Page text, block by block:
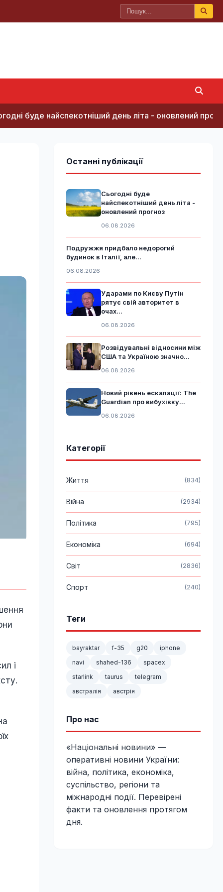
найспекотніший день літа - оновлений прогноз
і
Останні публікації
Сьогодні буде
найспекотніший день літа -
оновлений прогноз
06.08.2026
Подружжя придбало недорогий
будинок в Італії, але...
06.08.2026
Ударами по Києву Путін
рятує свій авторитет в
очах...
06.08.2026
Розвідувальні відносини між
США та Україною значно...
06.08.2026
Новий рівень ескалації: The
Guardian про вибухівку...
06.08.2026
Категорії
Життя (834)
Війна (2934)
Політика (795)
Економіка (694)
Світ (2836)
Спорт (240)
Теги
bayraktar f-35 g20
iphone
navi
shahed-136
spacex
starlink
taurus
telegram
австралія
австрія
Про нас
«Національні новини» —
оперативні новини України:
війна, політика, економіка,
суспільство, регіони та
міжнародні події. Перевірені
факти та оновлення протягом
дня.